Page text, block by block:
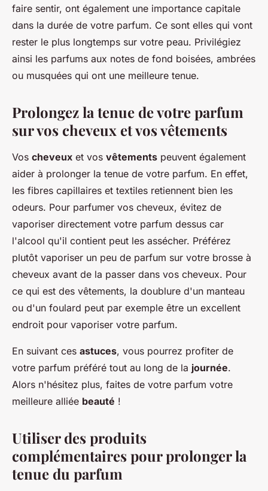
faire sentir, ont également une importance capitale
dans la durée de votre parfum. Ce sont elles qui vont
rester le plus longtemps sur votre peau. Privilégiez
ainsi les parfums aux notes de fond boisées, ambrées
ou musquées qui ont une meilleure tenue.
Prolongez la tenue de votre parfum
sur vos cheveux et vos vêtements
Vos cheveux et vos vêtements peuvent également
aider à prolonger la tenue de votre parfum. En effet,
les fibres capillaires et textiles retiennent bien les
odeurs. Pour parfumer vos cheveux, évitez de
vaporiser directement votre parfum dessus car
l'alcool qu'il contient peut les assécher. Préférez
plutôt vaporiser un peu de parfum sur votre brosse à
cheveux avant de la passer dans vos cheveux. Pour
ce qui est des vêtements, la doublure d'un manteau
ou d'un foulard peut par exemple être un excellent
endroit pour vaporiser votre parfum.
En suivant ces astuces, vous pourrez profiter de
votre parfum préféré tout au long de la journée.
Alors n'hésitez plus, faites de votre parfum votre
meilleure alliée beauté !
Utiliser des produits
complémentaires pour prolonger la
tenue du parfum